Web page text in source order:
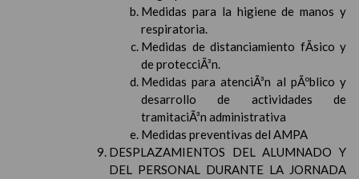
Medidas para la higiene de manos y
respiratoria.
Medidas de distanciamiento fÃ­sico y
de protecciÃ³n.
Medidas para atenciÃ³n al pÃºblico y
desarrollo de actividades de
tramitaciÃ³n administrativa
Medidas preventivas del AMPA
DESPLAZAMIENTOS DEL ALUMNADO Y
DEL PERSONAL DURANTE LA JORNADA